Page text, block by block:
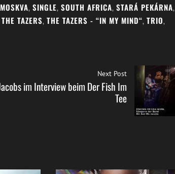
, SINGLE, SOUTH AFRICA, STARÁ PEKÁRNA,
THE TAZERS, THE TAZERS - “IN MY MIND“, TRIO,
Next Post
im Interview beim Der Fish Im
Tee